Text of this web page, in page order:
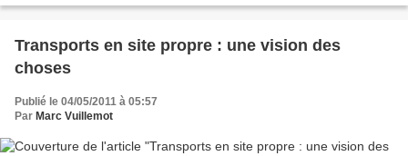
Transports en site propre : une vision des
choses
Publié le 04/05/2011 à 05:57
Par Marc Vuillemot